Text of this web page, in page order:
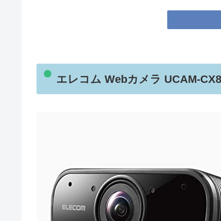
エレコム Webカメラ UCAM-